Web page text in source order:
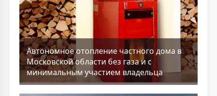
Aвтономное отопление частного дома в
Московской области без газа и с
минимальным участием владельца